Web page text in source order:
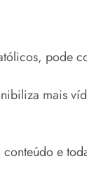
pode
mais
e